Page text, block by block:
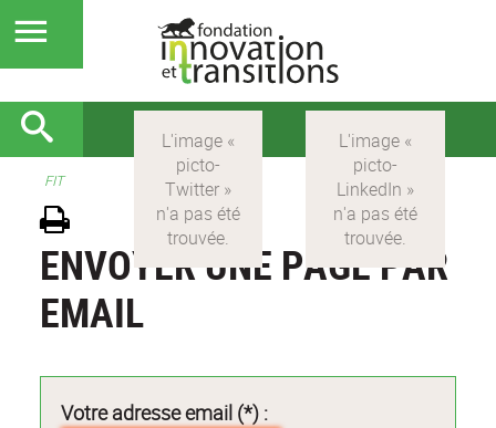
FIT
ENVOYER UNE PAGE PAR
EMAIL
Votre adresse email (*) :